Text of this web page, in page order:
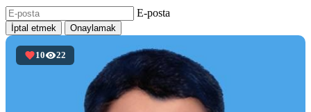
E-posta
İptal etmek Onaylamak
10 22